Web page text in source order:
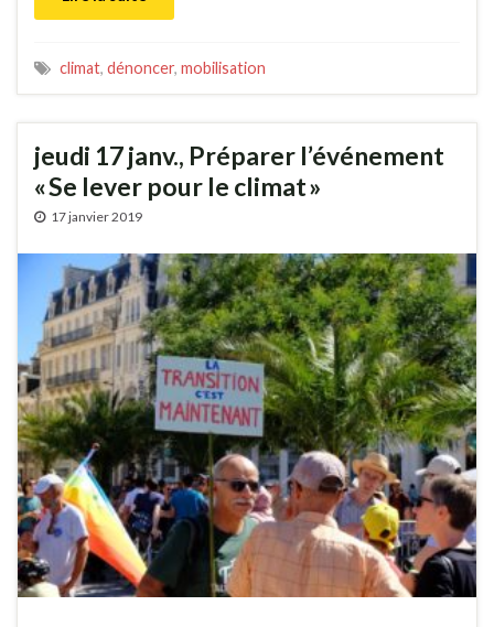
climat, dénoncer, mobilisation
jeudi 17 janv., Préparer l’événement
« Se lever pour le climat »
17 janvier 2019